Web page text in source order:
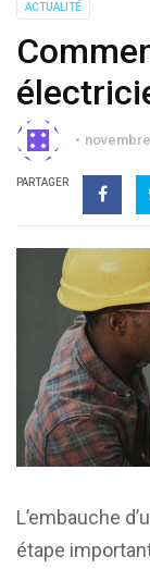
ACTUALITÉ
PARTAGER
L’embauche
étape